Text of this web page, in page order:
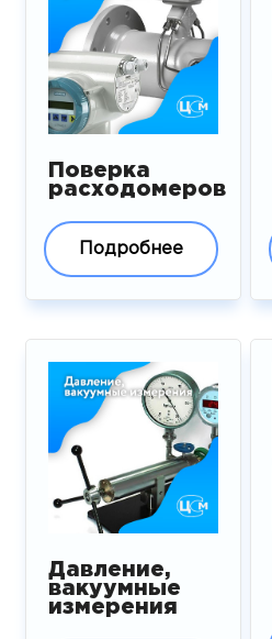
Поверка
расходомеров
Подробнее
Давление,
вакуумные
измерения